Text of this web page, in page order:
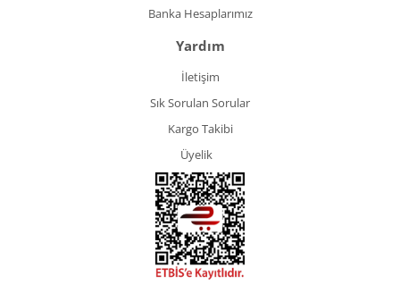
Banka Hesaplarımız
Yardım
İletişim
Sık Sorulan Sorular
Kargo Takibi
Üyelik